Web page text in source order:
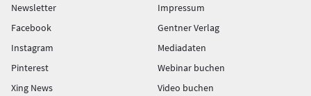
Newsletter
Facebook
Instagram
Pinterest
Xing News
Impressum
Gentner Verlag
Mediadaten
Webinar buchen
Video buchen